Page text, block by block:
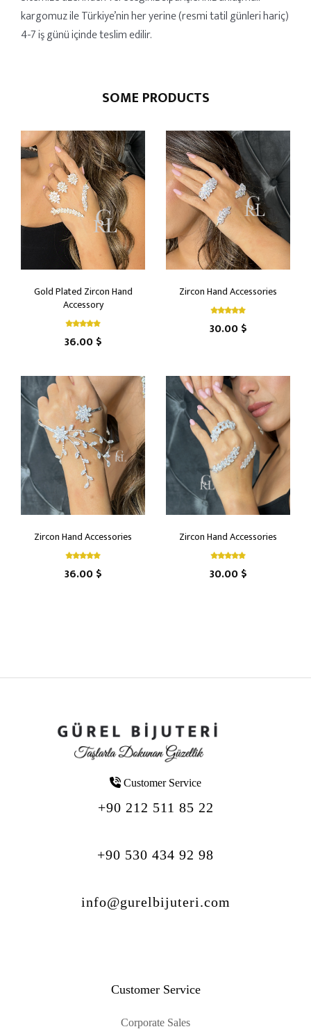
kargomuz ile Türkiye’nin her yerine (resmi tatil günleri hariç)
4-7 iş günü içinde teslim edilir.
SOME PRODUCTS
Gold Plated Zircon Hand
Accessory
36.00 $
Zircon Hand Accessories
30.00 $
Zircon Hand Accessories
36.00 $
Zircon Hand Accessories
30.00 $
Customer Service
+90 212 511 85 22
+90 530 434 92 98
info@gurelbijuteri.com
Customer Service
Corporate Sales